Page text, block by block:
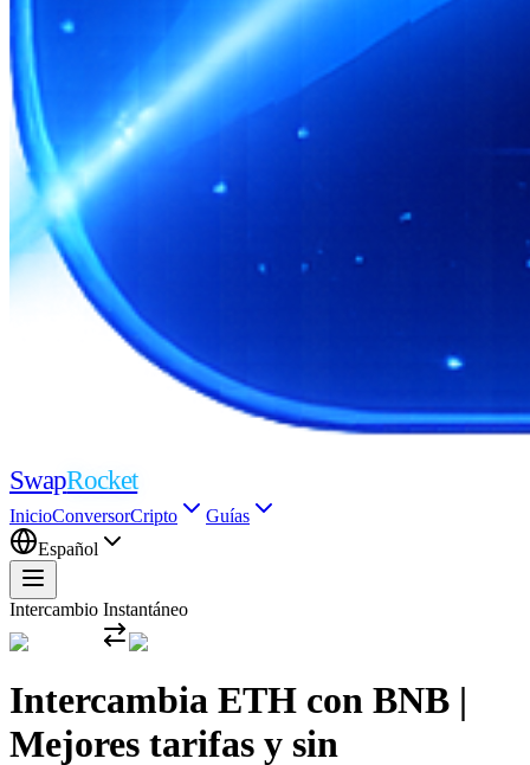
SwapRocket
InicioConversorCripto
Guías
Español
Intercambio Instantáneo
Intercambia ETH con BNB |
Mejores tarifas y sin